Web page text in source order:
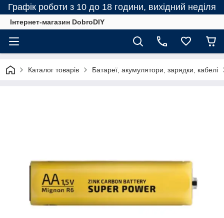
Графік роботи з 10 до 18 години, вихідний неділя
Інтернет-магазин DobroDIY
Каталог товарів Батареї, акумулятори, зарядки, кабелі